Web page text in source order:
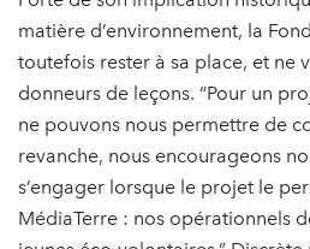
matière d’environnement, la
toutefois rester à sa place, et ne
donneurs de leçons. “Pour un
ne pouvons nous permettre de
revanche, nous encourageons
s’engager lorsque le projet le
MédiaTerre : nos opérationnels